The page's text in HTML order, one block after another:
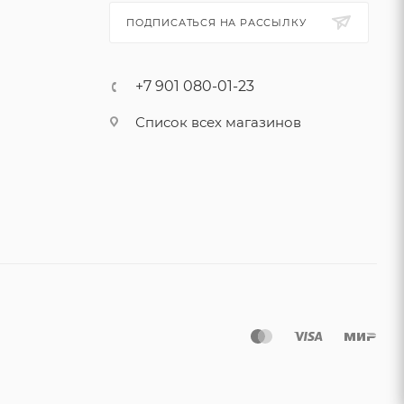
ПОДПИСАТЬСЯ НА РАССЫЛКУ
+7 901 080-01-23
Список всех магазинов